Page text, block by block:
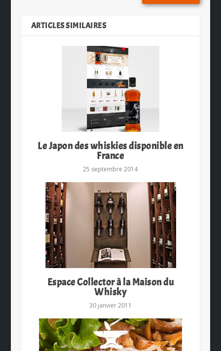
ARTICLES SIMILAIRES
Le Japon des whiskies disponible en
France
25 septembre 2014
Espace Collector à la Maison du
Whisky
30 janvier 2011